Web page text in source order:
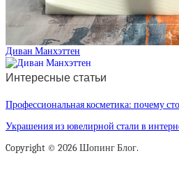
Диван Манхэттен
Интересные статьи
Профессиональная косметика: почему
Украшения из ювелирной стали в
Copyright © 2026 Шопинг Блог.